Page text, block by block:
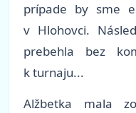
prípade by sme
v Hlohovci.
prebehla bez
k turnaju...
Alžbetka mala